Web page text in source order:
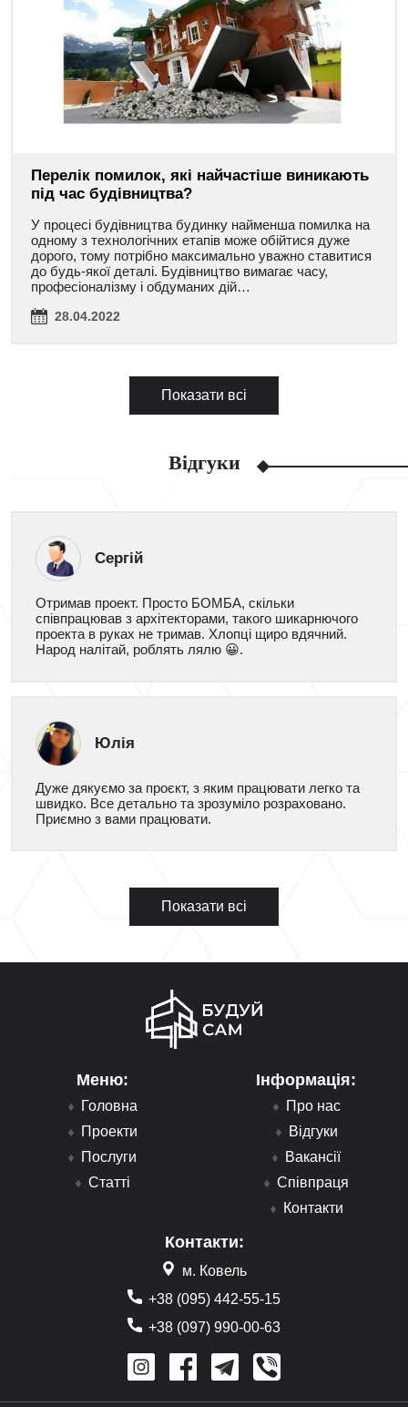
Перелік помилок, які найчастіше виникають
під час будівництва?
У процесі будівництва будинку найменша помилка на
одному з технологічних етапів може обійтися дуже
дорого, тому потрібно максимально уважно ставитися
до будь-якої деталі. Будівництво вимагає часу,
професіоналізму і обдуманих дій…
28.04.2022
Показати всі
Відгуки
Сергій
Отримав проект. Просто БОМБА, скільки
співпрацював з архітекторами, такого шикарнючого
проекта в руках не тримав. Хлопці щиро вдячний.
Народ налітай, роблять лялю 😀.
Юлія
Дуже дякуємо за проєкт, з яким працювати легко та
швидко. Все детально та зрозуміло розраховано.
Приємно з вами працювати.
Показати всі
Меню:
Головна
Проекти
Послуги
Статті
Інформація:
Про нас
Відгуки
Вакансії
Співпраця
Контакти
Контакти:
м. Ковель
+38 (095) 442-55-15
+38 (097) 990-00-63